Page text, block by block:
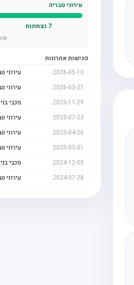
עירוני טבריה
7 נצחונות
פגישות אחרונות
2026-05-13
עירוני
2026-02-21
עירוני
2025-11-29
מכבי
2025-07-23
עירוני
2025-04-26
עירוני
2025-03-01
עירוני
2024-12-05
מכבי
2024-07-28
עירוני